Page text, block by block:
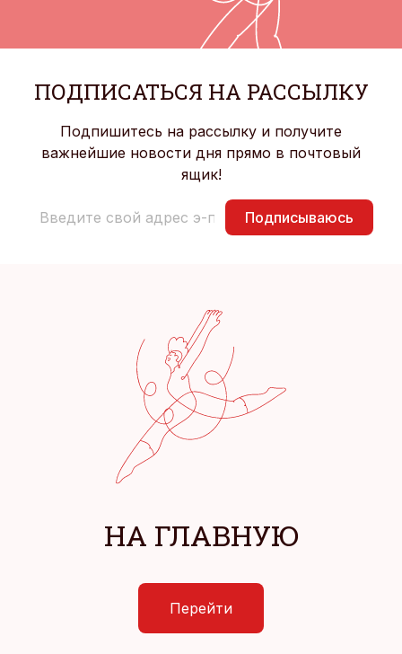
ПОДПИСАТЬСЯ НА РАССЫЛКУ
Подпишитесь на рассылку и получите
важнейшие новости дня прямо в почтовый
ящик!
Подписываюсь
НА ГЛАВНУЮ
Перейти